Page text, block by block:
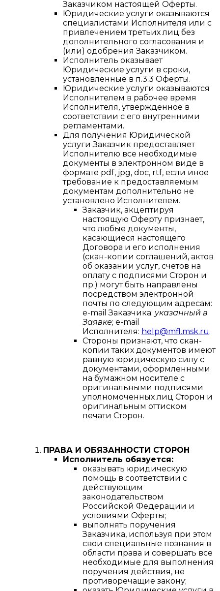
Заказчиком настоящей Оферты.
Юридические услуги оказываются
специалистами Исполнителя или с
привлечением третьих лиц без
дополнительного согласования и
(или) одобрения Заказчиком.
Исполнитель оказывает
Юридические услуги в сроки,
установленные в п.3.3 Оферты.
Юридические услуги оказываются
Исполнителем в рабочее время
Исполнителя, утвержденное в
соответствии с его внутренними
регламентами.
Для получения Юридической
услуги Заказчик предоставляет
Исполнителю все необходимые
документы в электронном виде в
формате pdf, jpg, doс, rtf, если иное
требование к предоставляемым
документам дополнительно не
установлено Исполнителем.
Заказчик, акцептируя
настоящую Оферту признает,
что любые документы,
касающиеся настоящего
Договора и его исполнения
(скан-копии соглашений, актов
об оказании услуг, счетов на
оплату с подписями Сторон и
пр.) могут быть направлены
посредством электронной
почты по следующим адресам:
e-mail Заказчика: указанный в
Заявке; e-mail
Исполнителя: help@mfl.msk.ru.
Стороны признают, что скан-
копии таких документов имеют
равную юридическую силу с
документами, оформленными
на бумажном носителе с
оригинальными подписями
уполномоченных лиц Сторон и
оригинальным оттиском
печати Сторон.
ПРАВА И ОБЯЗАННОСТИ СТОРОН
Исполнитель обязуется:
оказывать юридическую
помощь в соответствии с
действующим
законодательством
Российской Федерации и
условиями Оферты;
выполнять поручения
Заказчика, используя при этом
свои специальные познания в
области права и совершать все
необходимые для выполнения
поручения действия, не
противоречащие закону;